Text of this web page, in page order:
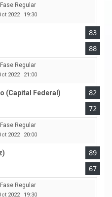
Regular
2022 19:30
83
88
Regular
2022 21:00
(Capital Federal)
82
72
Regular
2022 20:00
89
67
Regular
2022 19:30